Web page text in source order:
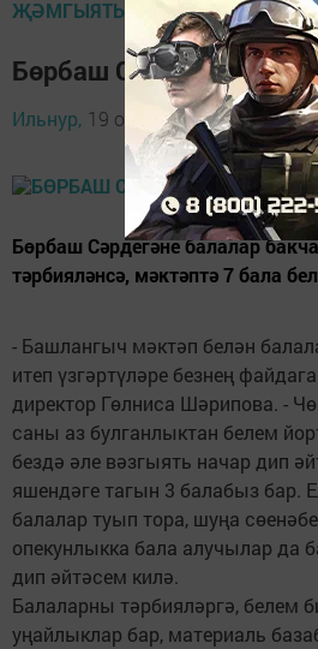
ҖӘМГЫЯТЬ
Бөрбаш Сәрдегәне...
Ильнур, 19 октябрь 2014 - 08:19
Бөрбаш Сәрдегәне балалар
тәрбияләнсә, мәктәптә 7 бала
- Башлангыч мәктәп белән
итеп үзгәртүләре безнең
директор Гөлниса Шәрипова. -
саны аз булганлыктан белем
бездә әле вәзгыять начар дип
яшендәге тагын 3 балабыз бар.
балалар туып тора, шуңа
опекунлыкка бала алучылар да
дип әйтәсем килә.
Балаларны тәрбияләргә, белем
уңайлыклар бар, материаль